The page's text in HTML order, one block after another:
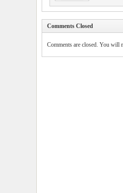
Comments Closed
Comments are closed. You will